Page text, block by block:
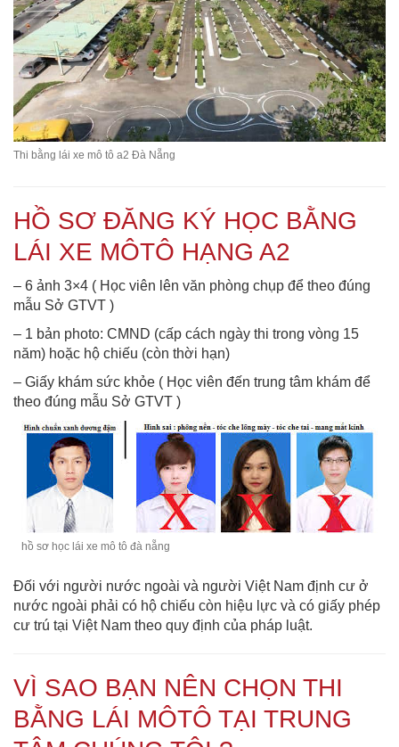
Thi bằng lái xe mô tô a2 Đà Nẵng
HỒ SƠ ĐĂNG KÝ HỌC BẰNG
LÁI XE MÔTÔ HẠNG A2
– 6 ảnh 3×4 ( Học viên lên văn phòng chụp để theo đúng
mẫu Sở GTVT )
– 1 bản photo: CMND (cấp cách ngày thi trong vòng 15
năm) hoặc hộ chiếu (còn thời hạn)
– Giấy khám sức khỏe ( Học viên đến trung tâm khám để
theo đúng mẫu Sở GTVT )
hồ sơ học lái xe mô tô đà nẵng
Đối với người nước ngoài và người Việt Nam định cư ở
nước ngoài phải có hộ chiếu còn hiệu lực và có giấy phép
cư trú tại Việt Nam theo quy định của pháp luật.
VÌ SAO BẠN NÊN CHỌN THI
BẰNG LÁI MÔTÔ TẠI TRUNG